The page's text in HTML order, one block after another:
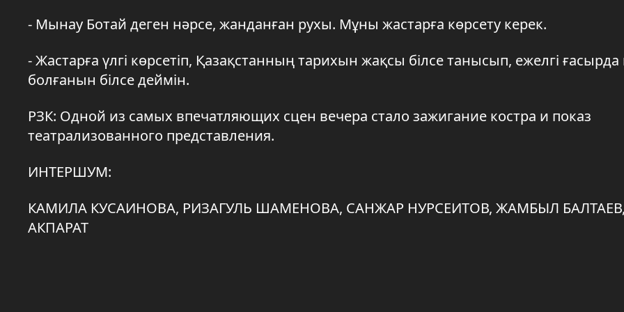
- Мынау Ботай деген нәрсе, жанданған рухы. Мұны жастарға көрсету керек.
- Жастарға үлгі көрсетіп, Қазақстанның тарихын жақсы білсе танысып, ежелгі ғасырда
болғанын білсе деймін.
РЗК: Одной из самых впечатляющих сцен вечера стало зажигание костра и показ
театрализованного представления.
ИНТЕРШУМ:
КАМИЛА КУСАИНОВА, РИЗАГУЛЬ ШАМЕНОВА, САНЖАР НУРСЕИТОВ, ЖАМБЫЛ
АКПАРАТ